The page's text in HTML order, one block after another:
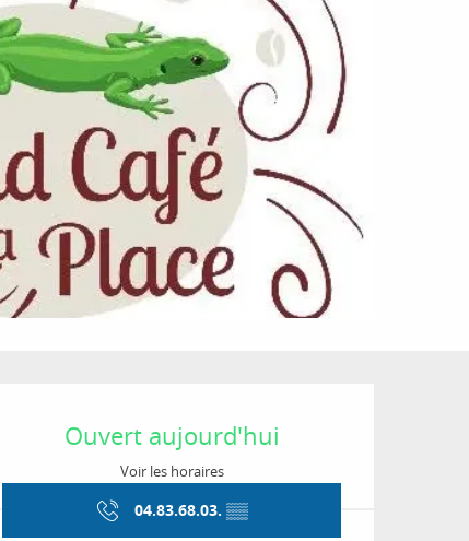
Ouverture et
Ouvert aujourd'hui
Voir les horaires
04.83.68.03. ▒▒